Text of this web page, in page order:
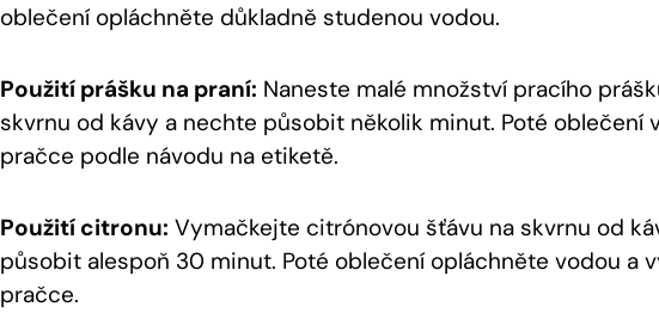
oblečení opláchněte důkladně studenou vodou.
Použití prášku na praní: Naneste malé množství pracího
skvrnu od kávy a nechte působit několik minut. Poté oblečení
pračce podle návodu na etiketě.
Použití citronu: Vymačkejte citrónovou šťávu na skvrnu od
působit alespoň 30 minut. Poté oblečení opláchněte vodou a
pračce.